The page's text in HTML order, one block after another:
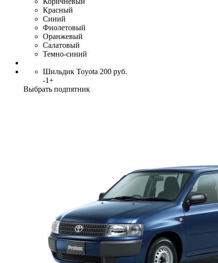
Красный
Синий
Фиолетовый
Оранжевый
Салатовый
Темно-синий
Шильдик Toyota 200 руб.
-1+
Выбрать подпятник